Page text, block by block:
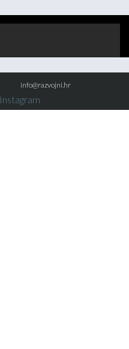
info@razvojni.hr
Instagram